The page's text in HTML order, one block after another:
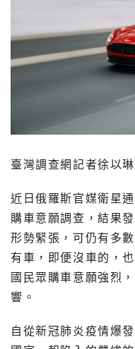
臺灣調查網記者徐以
近日俄羅斯官媒衛星
購車意願調查，結果
形勢緊張，可仍有多
有車，即便沒車的，
國民眾購車意願強烈
響。
自從新冠肺炎疫情爆